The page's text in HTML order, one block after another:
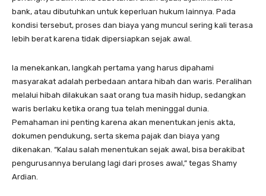
bank, atau dibutuhkan untuk keperluan hukum lainnya. Pada
kondisi tersebut, proses dan biaya yang muncul sering kali terasa
lebih berat karena tidak dipersiapkan sejak awal.
Ia menekankan, langkah pertama yang harus dipahami
masyarakat adalah perbedaan antara hibah dan waris. Peralihan
melalui hibah dilakukan saat orang tua masih hidup, sedangkan
waris berlaku ketika orang tua telah meninggal dunia.
Pemahaman ini penting karena akan menentukan jenis akta,
dokumen pendukung, serta skema pajak dan biaya yang
dikenakan. “Kalau salah menentukan sejak awal, bisa berakibat
pengurusannya berulang lagi dari proses awal,” tegas Shamy
Ardian.